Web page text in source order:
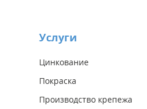
Услуги
Цинкование
Покраска
Производство крепежа